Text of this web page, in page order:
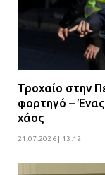
Τροχαίο στην
φορτηγό –
χάος
21.07.2026 | 13:12